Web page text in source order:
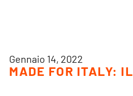
Gennaio 14, 2022
MADE FOR ITALY: